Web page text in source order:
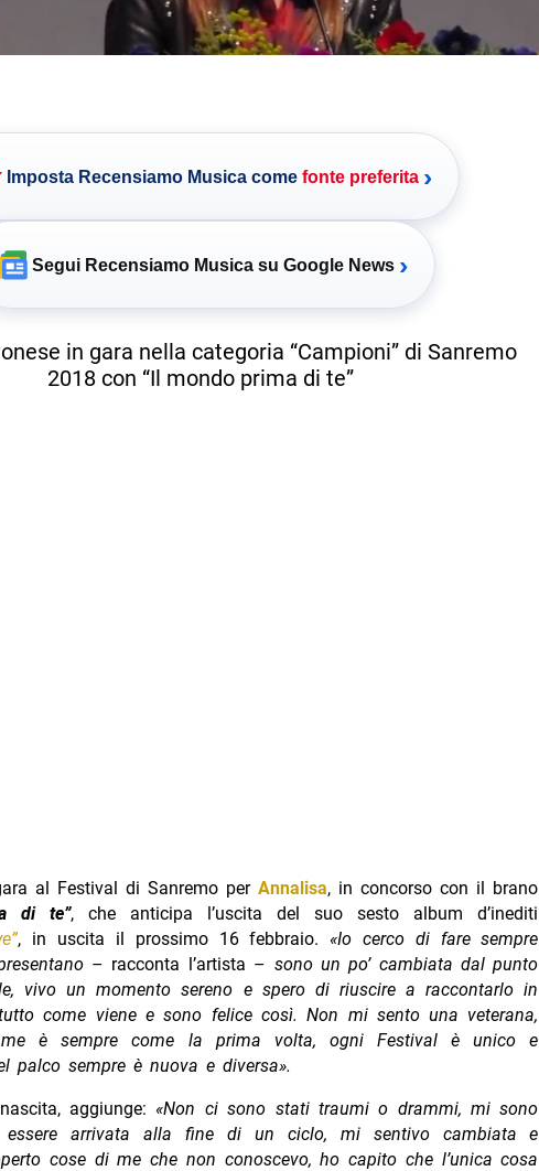
Imposta Recensiamo Musica come fonte preferita ›
Segui Recensiamo Musica su Google News ›
in gara nella categoria “Campioni” di Sanremo
2018 con “Il mondo prima di te”
al Festival di Sanremo perAnnalisa, in concorso con il brano
di te”, che anticipa l’uscita del suo sesto album d’inediti
, in uscita il prossimo 16 febbraio.«Io cerco di fare sempre
– racconta l’artista – sono un po’ cambiata dal punto
vivo un momento sereno e spero di riuscire a raccontarlo in
come viene e sono felice così. Non mi sento una veterana,
è sempre come la prima volta, ogni Festival è unico e
palco sempre è nuova e diversa».
aggiunge:«Non ci sono stati traumi o drammi, mi sono
arrivata alla fine di un ciclo, mi sentivo cambiata e
cose di me che non conoscevo, ho capito che l’unica cosa